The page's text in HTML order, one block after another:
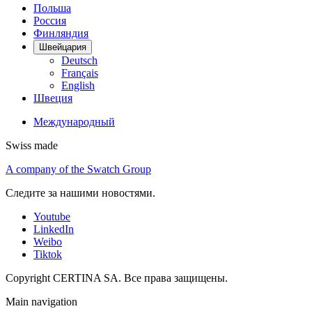
Польша
Россия
Финляндия
Швейцария
Deutsch
Français
English
Швеция
Международный
Swiss made
A company of the Swatch Group
Следите за нашими новостями.
Youtube
LinkedIn
Weibo
Tiktok
Copyright CERTINA SA. Все права защищены.
Main navigation